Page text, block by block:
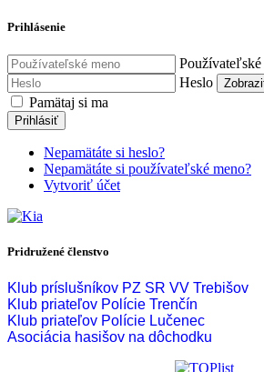
Prihlásenie
Používateľské
Heslo
Pamätaj si ma
Prihlásiť
Nepamätáte si heslo?
Nepamätáte si používateľské meno?
Vytvoriť účet
Pridružené členstvo
Klub príslušníkov PZ SR VV Trebišov
Klub priateľov Polície Trenčín
Klub priateľov Polície Lučenec
Asociácia hasišov na dôchodku